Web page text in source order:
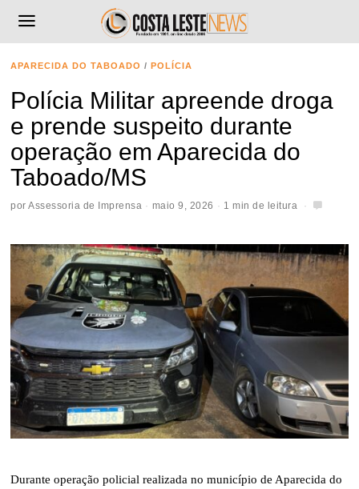
APARECIDA DO TABOADO / POLÍCIA
Polícia Militar apreende droga
e prende suspeito durante
operação em Aparecida do
Taboado/MS
porAssessoria de Imprensa maio 9, 2026 1 min de leitura
Durante operação policial realizada no município de Aparecida do